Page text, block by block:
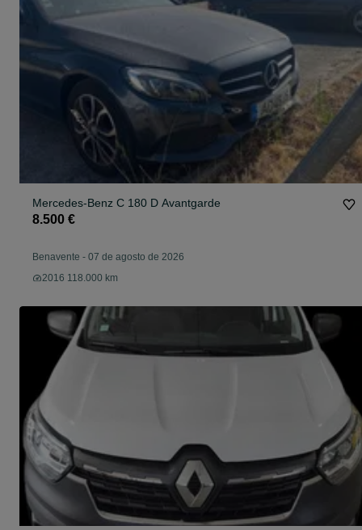
Mercedes-Benz C 180 D Avantgarde
8.500 €
Benavente - 07 de agosto de 2026
2016 118.000 km